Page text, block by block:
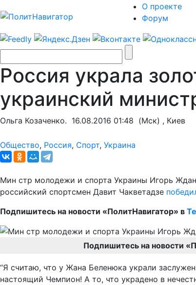
О проекте
Форум
Россия украла
украинский
Ольга Козаченко. 16.08.2016 01:48 (Мск) , Киев
Общество, Россия, Спорт, Украина
Мин стр молодежи и спорта Украины Игорь
российский спортсмен Давит Чакветадзе
Подпишитесь на новости «ПолитНавигатор» в
Подпишитесь на новости
“Я считаю, что у Жана Беленюка украли
настоящий Чемпион! А то, что украдено в